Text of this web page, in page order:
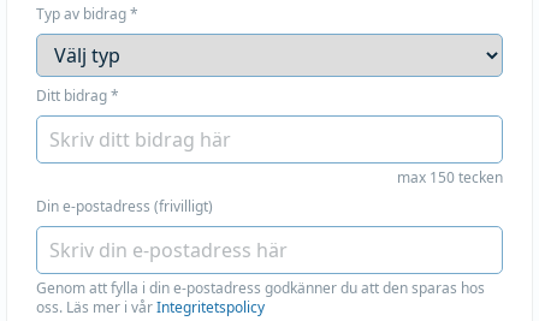
Typ av bidrag*
Ditt bidrag*
max 150 tecken
Din e-postadress (frivilligt)
Genom att fylla i din e-postadress godkänner du att den sparas hos
oss. Läs mer i vårIntegritetspolicy